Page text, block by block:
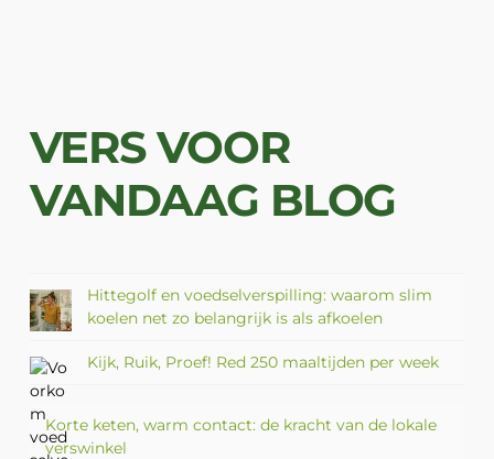
VERS VOOR
VANDAAG BLOG
Hittegolf en voedselverspilling: waarom slim
koelen net zo belangrijk is als afkoelen
Kijk, Ruik, Proef! Red 250 maaltijden per week
Korte keten, warm contact: de kracht van de lokale
verswinkel